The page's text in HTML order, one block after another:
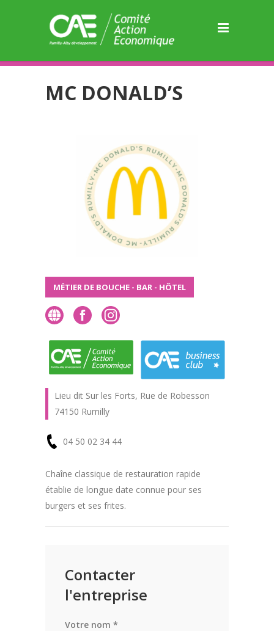
MC DONALD’S
MÉTIER DE BOUCHE - BAR - HÔTEL
Lieu dit Sur les Forts, Rue de Robesson
74150 Rumilly
04 50 02 34 44
En
savoir
plus
Chaîne classique de restauration rapide
établie de longue date connue pour ses
burgers et ses frites.
Contacter
l'entreprise
Votre nom *